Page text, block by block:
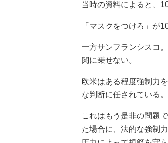
当時の資料によると、
「マスクをつけろ」が
一方サンフランシスコ
関に乗せない。
欧米はある程度強制力
な判断に任されている。
これはもう是非の問題
た場合に、法的な強制